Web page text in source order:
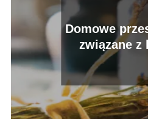
Domowe
związane z